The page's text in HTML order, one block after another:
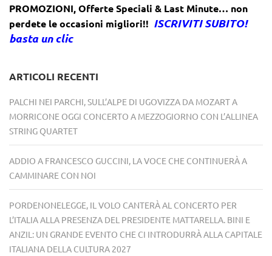
PROMOZIONI,Offerte Speciali & Last Minute… non
perdete le occasioni migliori!! ISCRIVITI SUBITO!
basta un clic
ARTICOLI RECENTI
PALCHI NEI PARCHI, SULL’ALPE DI UGOVIZZA DA MOZART A
MORRICONE OGGI CONCERTO A MEZZOGIORNO CON L’ALLINEA
STRING QUARTET
ADDIO A FRANCESCO GUCCINI, LA VOCE CHE CONTINUERÀ A
CAMMINARE CON NOI
PORDENONELEGGE, IL VOLO CANTERÀ AL CONCERTO PER
L’ITALIA ALLA PRESENZA DEL PRESIDENTE MATTARELLA. BINI E
ANZIL: UN GRANDE EVENTO CHE CI INTRODURRÀ ALLA CAPITALE
ITALIANA DELLA CULTURA 2027